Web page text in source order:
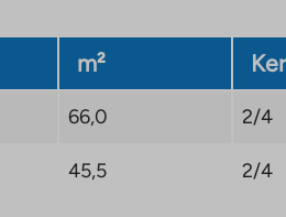
m²
66,0 2/4
45,5 2/4